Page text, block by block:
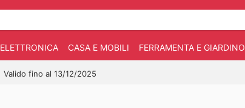
ELETTRONICA CASA E MOBILI FERRAMENTA E GIARDINO
Valido fino al 13/12/2025